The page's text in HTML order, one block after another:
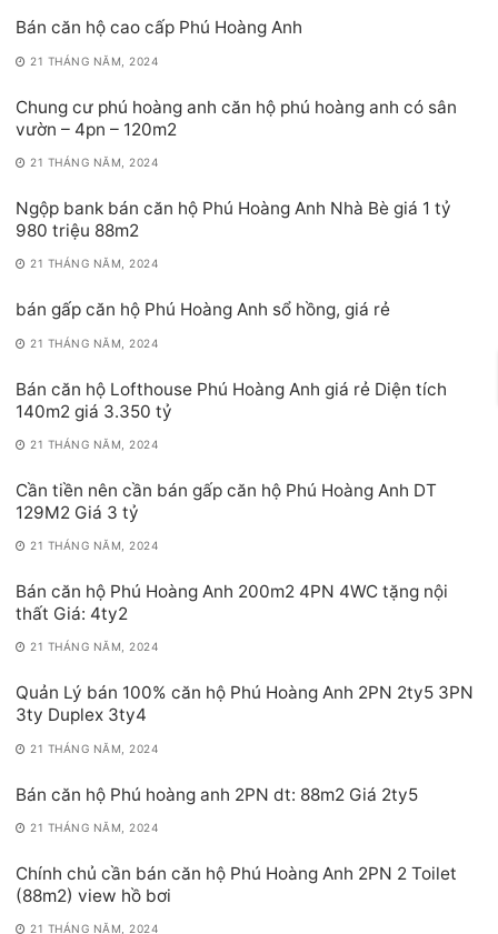
Bán căn hộ cao cấp Phú Hoàng Anh
21 THÁNG NĂM, 2024
Chung cư phú hoàng anh căn hộ phú hoàng anh có sân
vườn – 4pn – 120m2
21 THÁNG NĂM, 2024
Ngộp bank bán căn hộ Phú Hoàng Anh Nhà Bè giá 1 tỷ
980 triệu 88m2
21 THÁNG NĂM, 2024
bán gấp căn hộ Phú Hoàng Anh sổ hồng, giá rẻ
21 THÁNG NĂM, 2024
Bán căn hộ Lofthouse Phú Hoàng Anh giá rẻ Diện tích
140m2 giá 3.350 tỷ
21 THÁNG NĂM, 2024
Cần tiền nên cần bán gấp căn hộ Phú Hoàng Anh DT
129M2 Giá 3 tỷ
21 THÁNG NĂM, 2024
Bán căn hộ Phú Hoàng Anh 200m2 4PN 4WC tặng nội
thất Giá: 4ty2
21 THÁNG NĂM, 2024
Quản Lý bán 100% căn hộ Phú Hoàng Anh 2PN 2ty5 3PN
3ty Duplex 3ty4
21 THÁNG NĂM, 2024
Bán căn hộ Phú hoàng anh 2PN dt: 88m2 Giá 2ty5
21 THÁNG NĂM, 2024
Chính chủ cần bán căn hộ Phú Hoàng Anh 2PN 2 Toilet
(88m2) view hồ bơi
21 THÁNG NĂM, 2024